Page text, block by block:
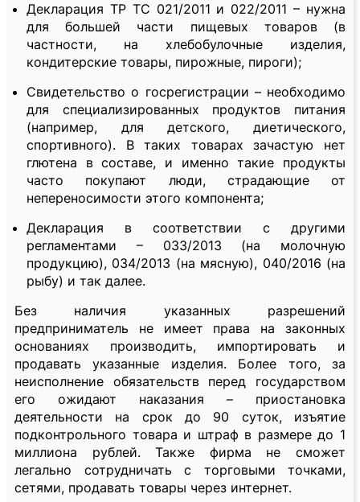
Декларация ТР ТС 021/2011 и 022/2011 – нужна
для большей части пищевых товаров (в
частности, на хлебобулочные изделия,
кондитерские товары, пирожные, пироги);
Свидетельство о госрегистрации – необходимо
для специализированных продуктов питания
(например, для детского, диетического,
спортивного). В таких товарах зачастую нет
глютена в составе, и именно такие продукты
часто покупают люди, страдающие от
непереносимости этого компонента;
Декларация в соответствии с другими
регламентами – 033/2013 (на молочную
продукцию), 034/2013 (на мясную), 040/2016 (на
рыбу) и так далее.
Без наличия указанных разрешений
предприниматель не имеет права на законных
основаниях производить, импортировать и
продавать указанные изделия. Более того, за
неисполнение обязательств перед государством
его ожидают наказания – приостановка
деятельности на срок до 90 суток, изъятие
подконтрольного товара и штраф в размере до 1
миллиона рублей. Также фирма не сможет
легально сотрудничать с торговыми точками,
сетями, продавать товары через интернет.